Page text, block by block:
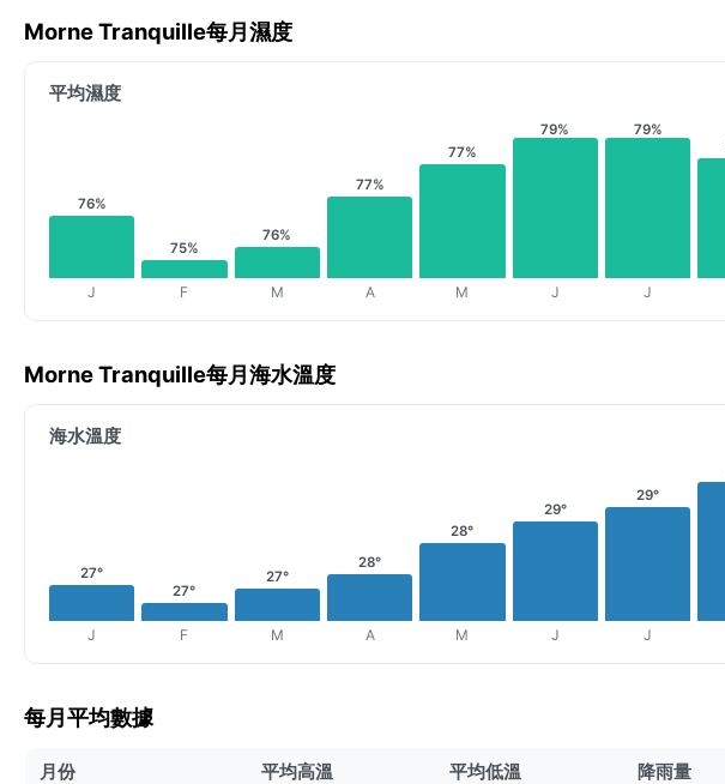
Morne Tranquille每月濕度
平均濕度
76%
J
75%
F
76%
M
77%
A
77%
M
79%
J
79%
J
Morne Tranquille每月海水溫度
海水溫度
27°
J
27°
F
27°
M
28°
A
28°
M
29°
J
29°
J
每月平均數據
月份 平均高溫 平均低溫 降雨量